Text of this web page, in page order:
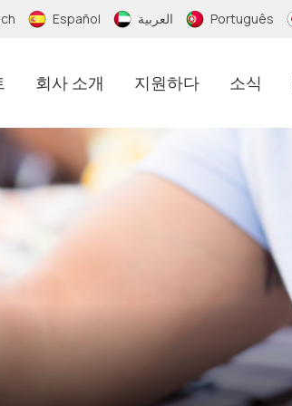
Español العربية Português
회사 소개 지원하다 소식